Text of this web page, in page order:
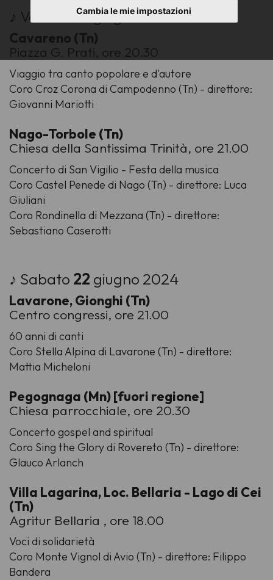
Cambia le mie impostazioni
♪ Venerdì 21giugno 2024
Cavareno (Tn)
Piazza G. Prati, ore 20.30
Viaggio tra canto popolare e d'autore
Coro Croz Corona di Campodenno (Tn) - direttore:
Giovanni Mariotti
Nago-Torbole (Tn)
Chiesa della Santissima Trinità, ore 21.00
Concerto di San Vigilio - Festa della musica
Coro Castel Penede di Nago (Tn) - direttore: Luca
Giuliani
Coro Rondinella di Mezzana (Tn) - direttore:
Sebastiano Caserotti
♪ Sabato 22 giugno 2024
Lavarone, Gionghi (Tn)
Centro congressi, ore 21.00
60 anni di canti
Coro Stella Alpina di Lavarone (Tn) - direttore:
Mattia Micheloni
Pegognaga (Mn) [fuori regione]
Chiesa parrocchiale, ore 20.30
Concerto gospel and spiritual
Coro Sing the Glory di Rovereto (Tn) - direttore:
Glauco Arlanch
Villa Lagarina, Loc. Bellaria - Lago di Cei
(Tn)
Agritur Bellaria , ore 18.00
Voci di solidarietà
Coro Monte Vignol di Avio (Tn) - direttore: Filippo
Bandera